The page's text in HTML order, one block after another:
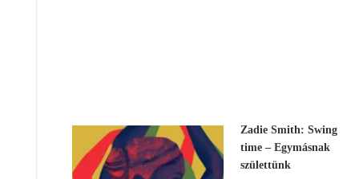
Zadie Smith: Swing
time – Egymásnak
születtünk